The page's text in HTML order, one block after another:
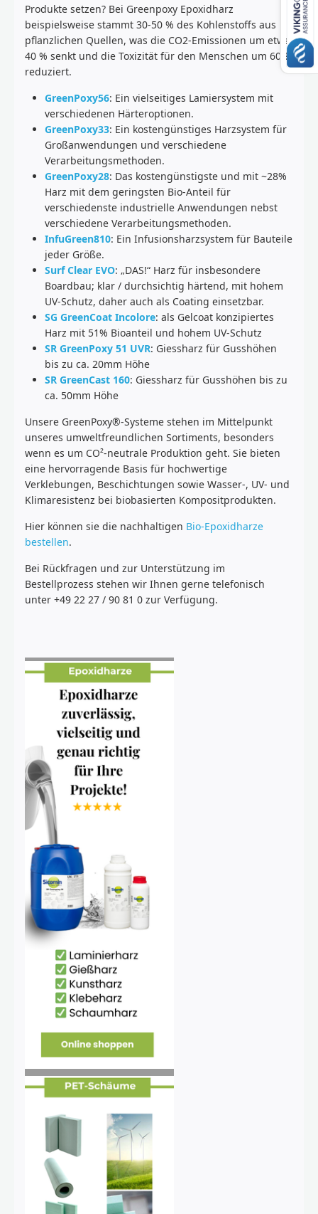
Produkte setzen? Bei Greenpoxy Epoxidharz
beispielsweise stammt 30-50 % des Kohlenstoffs aus
pflanzlichen Quellen, was die CO2-Emissionen um etwa
40 % senkt und die Toxizität für den Menschen um 60 %
reduziert.
GreenPoxy56: Ein vielseitiges Lamiersystem mit
verschiedenen Härteroptionen.
GreenPoxy33: Ein kostengünstiges Harzsystem für
Großanwendungen und verschiedene
Verarbeitungsmethoden.
GreenPoxy28: Das kostengünstigste und mit ~28%
Harz mit dem geringsten Bio-Anteil für
verschiedenste industrielle Anwendungen nebst
verschiedene Verarbeitungsmethoden.
InfuGreen810: Ein Infusionsharzsystem für Bauteile
jeder Größe.
Surf Clear EVO: „DAS!“ Harz für insbesondere
Boardbau; klar / durchsichtig härtend, mit hohem
UV-Schutz, daher auch als Coating einsetzbar.
SG GreenCoat Incolore: als Gelcoat konzipiertes
Harz mit 51% Bioanteil und hohem UV-Schutz
SR GreenPoxy 51 UVR: Giessharz für Gusshöhen
bis zu ca. 20mm Höhe
SR GreenCast 160: Giessharz für Gusshöhen bis zu
ca. 50mm Höhe
Unsere GreenPoxy®-Systeme stehen im Mittelpunkt
unseres umweltfreundlichen Sortiments, besonders
wenn es um CO²-neutrale Produktion geht. Sie bieten
eine hervorragende Basis für hochwertige
Verklebungen, Beschichtungen sowie Wasser-, UV- und
Klimaresistenz bei biobasierten Kompositprodukten.
Hier können sie die nachhaltigen Bio-Epoxidharze
bestellen.
Bei Rückfragen und zur Unterstützung im
Bestellprozess stehen wir Ihnen gerne telefonisch
unter +49 22 27 / 90 81 0 zur Verfügung.